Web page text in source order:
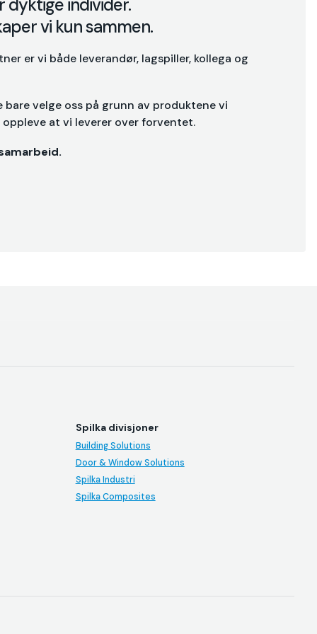
dyktige individer.
vi kun sammen.
er vi både leverandør, lagspiller, kollega og
bare velge oss på grunn av produktene vi
oppleve at vi leverer over forventet.
Spilka divisjoner
Building Solutions
Door & Window Solutions
Spilka Industri
Spilka Composites